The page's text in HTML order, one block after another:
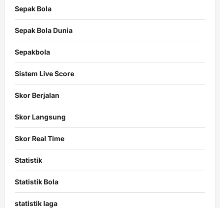
Sepak Bola
Sepak Bola Dunia
Sepakbola
Sistem Live Score
Skor Berjalan
Skor Langsung
Skor Real Time
Statistik
Statistik Bola
statistik laga